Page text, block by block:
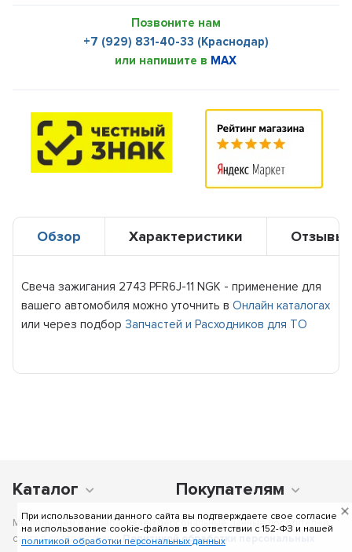
При использовании данного сайта вы подтверждаете свое согласие
на использование cookie-файлов в соответствии c 152-ФЗ и нашей
политикой обработки персональных данных
Позвоните нам
+7 (929) 831-40-33 (Краснодар)
или напишите в MAX
Обзор Характеристики Отзывы
Свеча зажигания 2743 PFR6J-11 NGK - применение для
вашего автомобиля можно уточнить вОнлайн каталогах
или через подбор Запчастей и Расходников для ТО
Каталог Покупателям
Мы получаем и обрабатываем персональные данные посетителей
сайта в соответствии с Политикой обработки персональных